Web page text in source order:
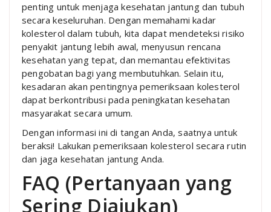
penting untuk menjaga kesehatan jantung dan tubuh
secara keseluruhan. Dengan memahami kadar
kolesterol dalam tubuh, kita dapat mendeteksi risiko
penyakit jantung lebih awal, menyusun rencana
kesehatan yang tepat, dan memantau efektivitas
pengobatan bagi yang membutuhkan. Selain itu,
kesadaran akan pentingnya pemeriksaan kolesterol
dapat berkontribusi pada peningkatan kesehatan
masyarakat secara umum.
Dengan informasi ini di tangan Anda, saatnya untuk
beraksi! Lakukan pemeriksaan kolesterol secara rutin
dan jaga kesehatan jantung Anda.
FAQ (Pertanyaan yang
Sering Diajukan)